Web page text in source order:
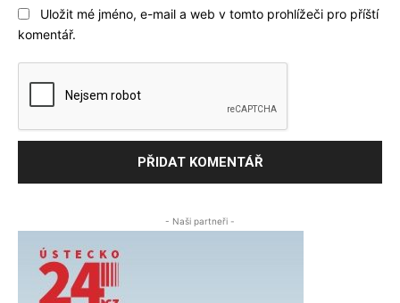
Uložit mé jméno, e-mail a web v tomto prohlížeči pro příští
komentář.
- Naši partneři -